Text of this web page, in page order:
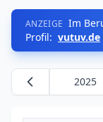
ANZEIGE Im
Profil: vutuv.de
2025